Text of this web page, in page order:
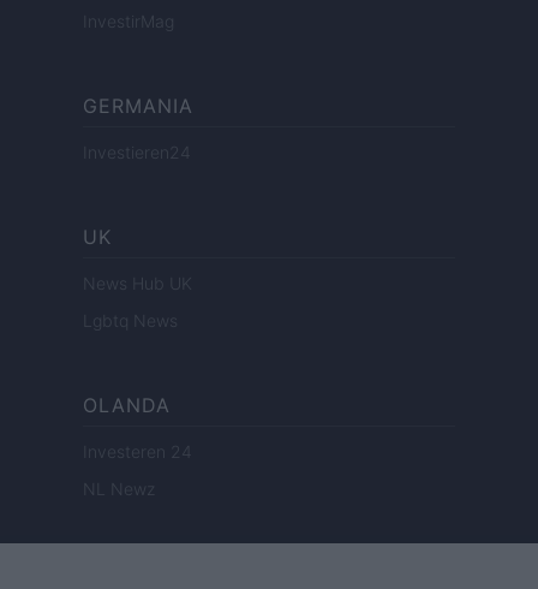
InvestirMag
GERMANIA
Investieren24
UK
News Hub UK
Lgbtq News
OLANDA
Investeren 24
NL Newz